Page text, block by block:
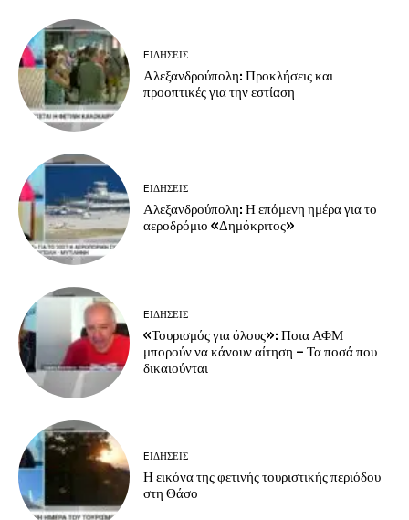
EΙΔΗΣΕΙΣ
Αλεξανδρούπολη: Προκλήσεις και
προοπτικές για την εστίαση
EΙΔΗΣΕΙΣ
Αλεξανδρούπολη: Η επόμενη ημέρα για το
αεροδρόμιο «Δημόκριτος»
EΙΔΗΣΕΙΣ
«Τουρισμός για όλους»: Ποια ΑΦΜ
μπορούν να κάνουν αίτηση – Τα ποσά που
δικαιούνται
EΙΔΗΣΕΙΣ
Η εικόνα της φετινής τουριστικής περιόδου
στη Θάσο